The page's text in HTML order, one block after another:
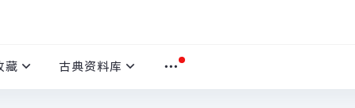
藏 古典资料库